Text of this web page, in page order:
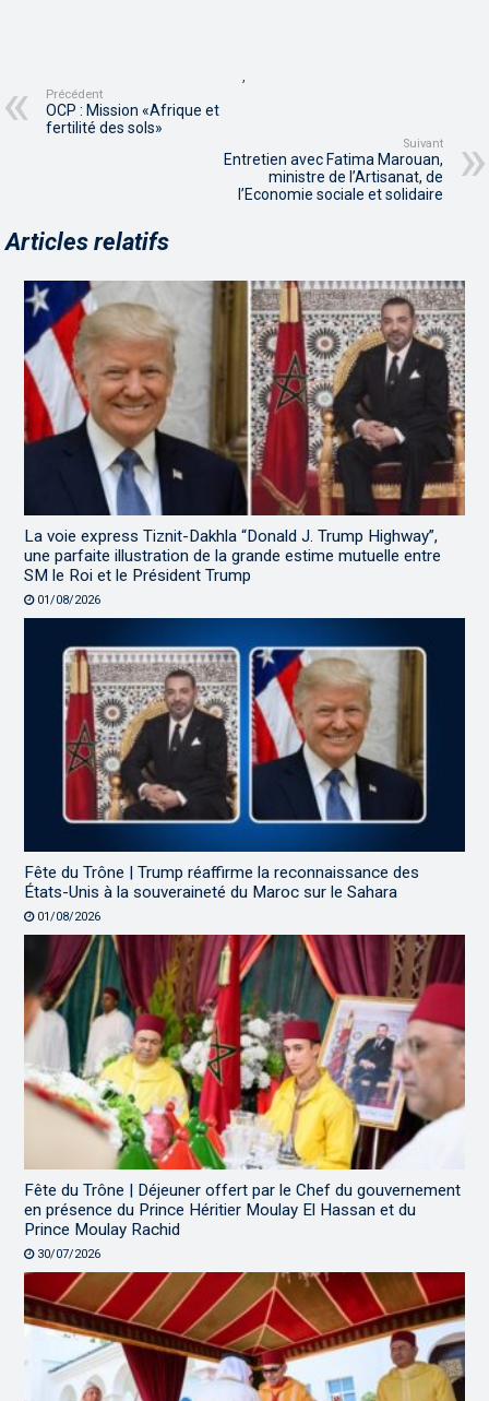
Précédent
OCP : Mission «Afrique et
fertilité des sols»
Suivant
Entretien avec Fatima Marouan,
ministre de l’Artisanat, de
l’Economie sociale et solidaire
Articles relatifs
La voie express Tiznit-Dakhla “Donald J. Trump Highway”,
une parfaite illustration de la grande estime mutuelle entre
SM le Roi et le Président Trump
01/08/2026
Fête du Trône | Trump réaffirme la reconnaissance des
États-Unis à la souveraineté du Maroc sur le Sahara
01/08/2026
Fête du Trône | Déjeuner offert par le Chef du gouvernement
en présence du Prince Héritier Moulay El Hassan et du
Prince Moulay Rachid
30/07/2026